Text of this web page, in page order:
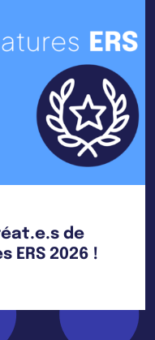
de
ERS 2026 !